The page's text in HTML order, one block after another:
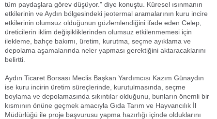
tüm paydaşlara görev düşüyor." diye konuştu. Küresel ısınmanın
etkilerinin ve Aydın bölgesindeki jeotermal aramalarının kuru incire
etkilerinin olumsuz olduğunun gözlemlendiğini ifade eden Celep,
üreticilerin iklim değişikliklerinden olumsuz etkilenmemesi için
ilekleme, bahçe bakımı, üretim, kurutma, seçme ayıklama ve
depolama aşamalarında neler yapması gerektiğini aktaracaklarını
belirtti.
Aydın Ticaret Borsası Meclis Başkan Yardımcısı Kazım Günaydın
ise kuru incirin üretim süreçlerinde, kurutulmasında, seçme
boylama ve depolamasında sıkıntılar olduğunu, bunların önemli bir
kısmının önüne geçmek amacıyla Gıda Tarım ve Hayvancılık İl
Müdürlüğü ile proje başvurusu yapma hazırlığı içinde olduklarını